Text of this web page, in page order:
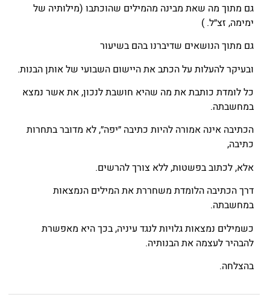
גם מתוך מה שאת מבינה מהמילים שהוכתבו (מילותיה של
ימימה, זצ״ל. )
גם מתוך הנושאים שדיברנו בהם בשיעור
ובעיקר להעלות על הכתב את היישום השבועי של אותן הבנות.
כל לומדת כותבת את מה שהיא חושבת לנכון, את אשר נמצא
במחשבתה.
הכתיבה אינה אמורה להיות כתיבה ״יפה״, לא מדובר בתחרות
כתיבה,
אלא, לכתוב בפשטות, ללא צורך להרשים.
דרך הכתיבה הלומדת משחררת את המילים הנמצאות
במחשבתה.
כשמילים נמצאות גלויות לנגד עיניה, בכך היא מאפשרת
להבהיר לעצמה את הבנותיה.
בהצלחה.